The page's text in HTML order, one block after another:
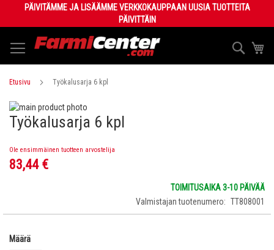
Content
PÄIVITÄMME JA LISÄÄMME VERKKOKAUPPAAN UUSIA TUOTTEITA
PÄIVITTÄIN
Haku
Etusivu Työkalusarja 6 kpl
Skip
to
the
the
Skip
of
Työkalusarja 6 kpl
Ole ensimmäinen tuotteen arvostelija
83,44 €
TOIMITUSAIKA 3-10 PÄIVÄÄ
Valmistajan tuotenumero
TT808001
Määrä